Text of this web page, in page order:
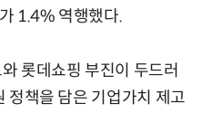
1.4% 역행했다.
롯데쇼핑 부진이 두드러
정책을 담은 기업가치 제고